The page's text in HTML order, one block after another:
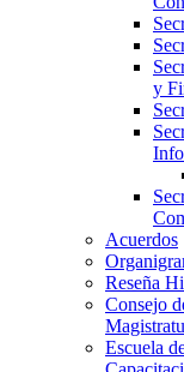
y
Acuerdos
Reseña
Consejo
Escuela